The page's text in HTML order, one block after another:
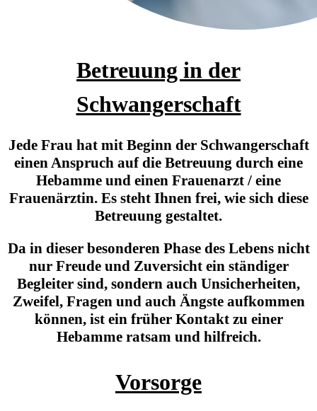
Betreuung in der
Schwangerschaft
Jede Frau hat mit Beginn der Schwangerschaft
einen Anspruch auf die Betreuung durch eine
Hebamme und einen Frauenarzt / eine
Frauenärztin. Es steht Ihnen frei, wie sich diese
Betreuung gestaltet.
Da in dieser besonderen Phase des Lebens nicht
nur Freude und Zuversicht ein ständiger
Begleiter sind, sondern auch Unsicherheiten,
Zweifel, Fragen und auch Ängste aufkommen
können, ist ein früher Kontakt zu einer
Hebamme ratsam und hilfreich.
Vorsorge